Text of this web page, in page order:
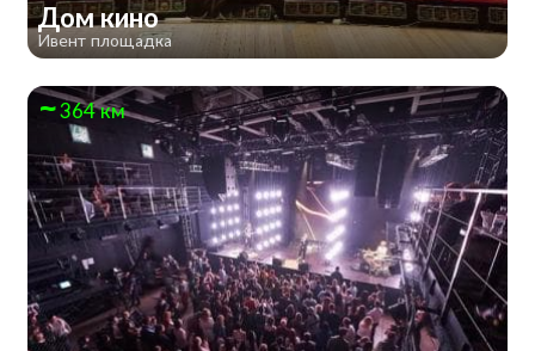
Дом кино
Ивент площадка
364 км